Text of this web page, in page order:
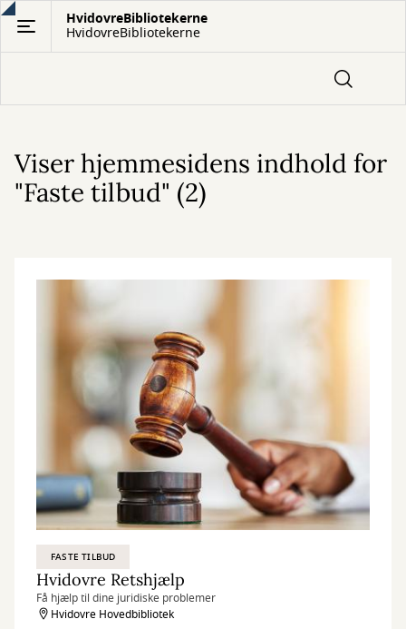
Gå
hovedindhold
HvidovreBibliotekerne
HvidovreBibliotekerne
Viser hjemmesidens indhold for
"Faste tilbud" (2)
FASTE TILBUD
Hvidovre Retshjælp
Få hjælp til dine juridiske problemer
Hvidovre Hovedbibliotek